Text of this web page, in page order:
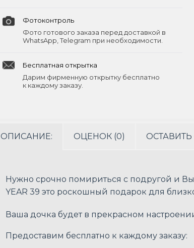
Фотоконтроль
Фото готового заказа перед доставкой в
WhatsApp, Telegram при необходимости.
Бесплатная открытка
Дарим фирменную открытку бесплатно
к каждому заказу.
ОПИСАНИЕ: ОЦЕНОК (0)
Нужно срочно помириться с подругой и
YEAR 39 это роскошный подарок для
Ваша дочка будет в прекрасном
Предоставим бесплатно к каждому заказу: